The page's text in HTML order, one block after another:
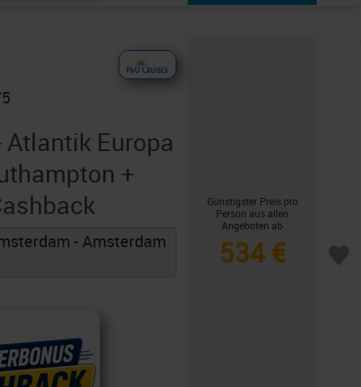
Atlantik Europa
+
- Amsterdam
Günstigster Preis pro
Person aus allen
Angeboten ab
534 €